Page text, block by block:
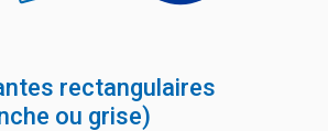
rectangulaires
ou grise)